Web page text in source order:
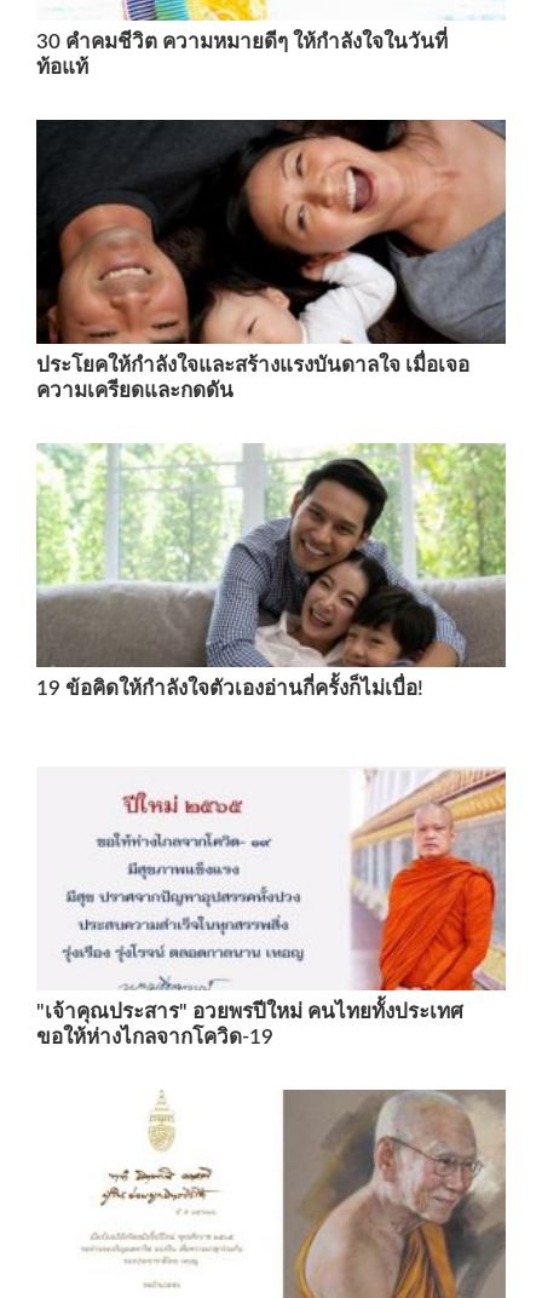
30 คําคมชีวิต ความหมายดีๆ ให้กำลังใจในวันที่
ท้อแท้
ประโยคให้กำลังใจและสร้างแรงบันดาลใจ เมื่อเจอ
ความเครียดและกดดัน
19 ข้อคิดให้กำลังใจตัวเองอ่านกี่ครั้งก็ไม่เบื่อ!
"เจ้าคุณประสาร" อวยพรปีใหม่ คนไทยทั้งประเทศ
ขอให้ห่างไกลจากโควิด-19